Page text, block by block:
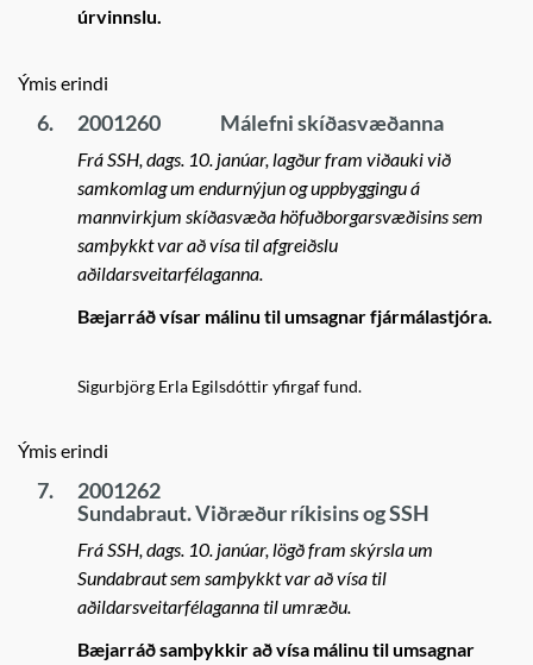
úrvinnslu.
Ýmis erindi
6. 2001260 Málefni skíðasvæðanna
Frá SSH, dags. 10. janúar, lagður fram viðauki við
samkomlag um endurnýjun og uppbyggingu á
mannvirkjum skíðasvæða höfuðborgarsvæðisins sem
samþykkt var að vísa til afgreiðslu
aðildarsveitarfélaganna.
Bæjarráð vísar málinu til umsagnar fjármálastjóra.
Sigurbjörg Erla Egilsdóttir yfirgaf fund.
Ýmis erindi
7.
2001262
Sundabraut. Viðræður ríkisins og SSH
Frá SSH, dags. 10. janúar, lögð fram skýrsla um
Sundabraut sem samþykkt var að vísa til
aðildarsveitarfélaganna til umræðu.
Bæjarráð samþykkir að vísa málinu til umsagnar